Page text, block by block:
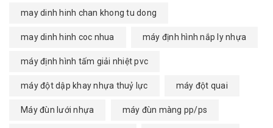
may dinh hinh chan khong tu dong
may dinh hinh coc nhua máy định hình nắp ly nhựa
máy định hình tấm giải nhiệt pvc
máy đột dập khay nhựa thuỷ lực máy đột quai
Máy đùn lưới nhựa máy đùn màng pp/ps